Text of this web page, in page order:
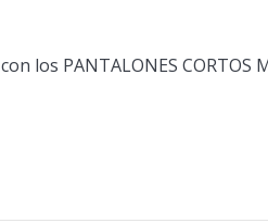
los PANTALONES CORTOS